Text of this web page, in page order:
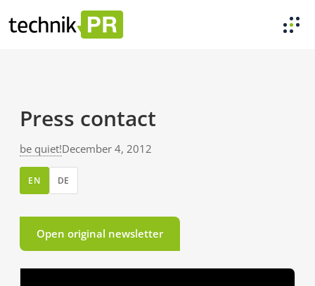
Press contact
be quiet!December 4, 2012
EN DE
Open original newsletter